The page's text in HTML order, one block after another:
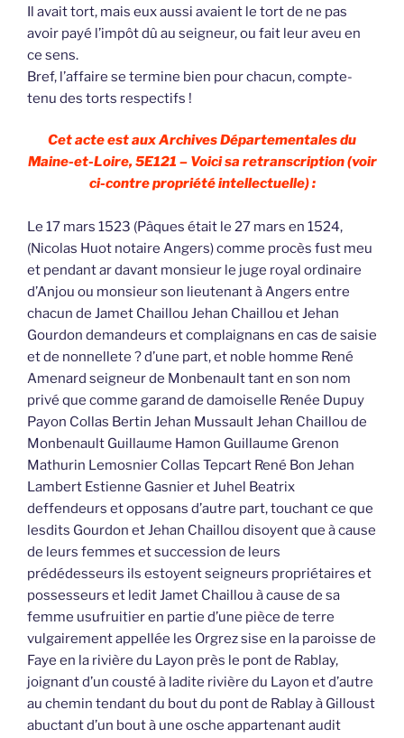
Il avait tort, mais eux aussi avaient le tort de ne pas
avoir payé l’impôt dû au seigneur, ou fait leur aveu en
ce sens.
Bref, l’affaire se termine bien pour chacun, compte-
tenu des torts respectifs !
Cet acte est aux Archives Départementales du
Maine-et-Loire, 5E121 – Voici sa retranscription (voir
ci-contre propriété intellectuelle) :
Le 17 mars 1523 (Pâques était le 27 mars en 1524,
(Nicolas Huot notaire Angers) comme procès fust meu
et pendant ar davant monsieur le juge royal ordinaire
d’Anjou ou monsieur son lieutenant à Angers entre
chacun de Jamet Chaillou Jehan Chaillou et Jehan
Gourdon demandeurs et complaignans en cas de saisie
et de nonnellete ? d’une part, et noble homme René
Amenard seigneur de Monbenault tant en son nom
privé que comme garand de damoiselle Renée Dupuy
Payon Collas Bertin Jehan Mussault Jehan Chaillou de
Monbenault Guillaume Hamon Guillaume Grenon
Mathurin Lemosnier Collas Tepcart René Bon Jehan
Lambert Estienne Gasnier et Juhel Beatrix
deffendeurs et opposans d’autre part, touchant ce que
lesdits Gourdon et Jehan Chaillou disoyent que à cause
de leurs femmes et succession de leurs
prédédesseurs ils estoyent seigneurs propriétaires et
possesseurs et ledit Jamet Chaillou à cause de sa
femme usufruitier en partie d’une pièce de terre
vulgairement appellée les Orgrez sise en la paroisse de
Faye en la rivière du Layon près le pont de Rablay,
joignant d’un cousté à ladite rivière du Layon et d’autre
au chemin tendant du bout du pont de Rablay à Gilloust
abuctant d’un bout à une osche appartenant audit